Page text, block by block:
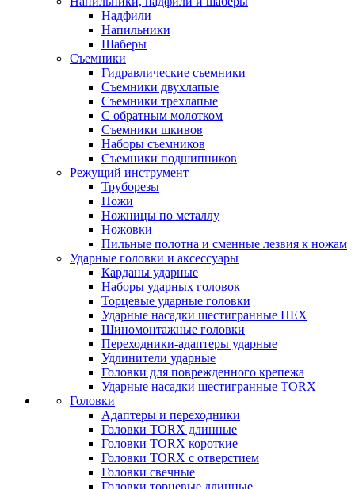
Надфили
Напильники
Шаберы
Съемники
Гидравлические съемники
Съемники двухлапые
Съемники трехлапые
С обратным молотком
Съемники шкивов
Наборы съемников
Съемники подшипников
Режущий инструмент
Труборезы
Ножи
Ножницы по металлу
Ножовки
Пильные полотна и сменные лезвия к ножам
Ударные головки и аксессуары
Карданы ударные
Наборы ударных головок
Торцевые ударные головки
Ударные насадки шестигранные HEX
Шиномонтажные головки
Переходники-адаптеры ударные
Удлинители ударные
Головки для поврежденного крепежа
Ударные насадки шестигранные TORX
Головки
Адаптеры и переходники
Головки TORX длинные
Головки TORX короткие
Головки TORX с отверстием
Головки свечные
Головки торцевые длинные